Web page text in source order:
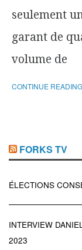
seulement
garant de
volume de
CONTINUE READING
FORKS TV
ÉLECTIONS
INTERVIEW
2023